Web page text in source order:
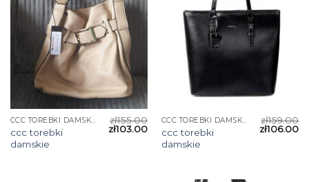
CCC TOREBKI DAMSKIE
ccc torebki
damskie
zł155.00
zł103.00
CCC TOREBKI DAMSKIE
ccc torebki
damskie
zł159.00
zł106.00